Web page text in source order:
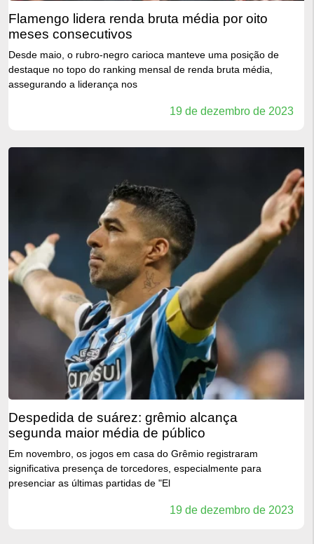
flamengo lidera renda bruta média por oito
meses consecutivos
Desde maio, o rubro-negro carioca manteve uma posição de
destaque no topo do ranking mensal de renda bruta média,
assegurando a liderança nos
19 de dezembro de 2023
despedida de suárez: grêmio alcança
segunda maior média de público
Em novembro, os jogos em casa do Grêmio registraram
significativa presença de torcedores, especialmente para
presenciar as últimas partidas de "El
19 de dezembro de 2023